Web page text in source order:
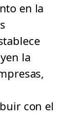
en la
la
con el